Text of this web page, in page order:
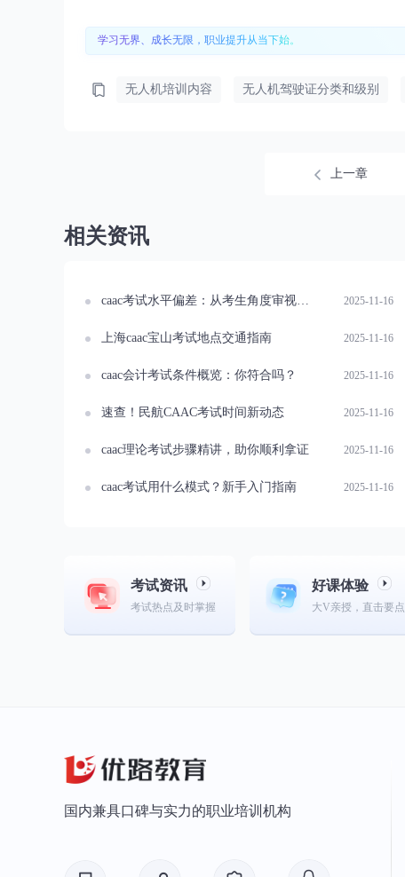
学习无界、成长无限，职业提升从当下始。
无人机培训内容 无人机驾驶证分类和级别
上一章
相关资讯
caac考试水平偏差：从考生角度审视问题 2025-11-16
上海caac宝山考试地点交通指南 2025-11-16
caac会计考试条件概览：你符合吗？ 2025-11-16
速查！民航CAAC考试时间新动态 2025-11-16
caac理论考试步骤精讲，助你顺利拿证 2025-11-16
caac考试用什么模式？新手入门指南 2025-11-16
考试资讯
考试热点及时掌握
好课体验
大V亲授，直击要点
国内兼具口碑与实力的职业培训机构